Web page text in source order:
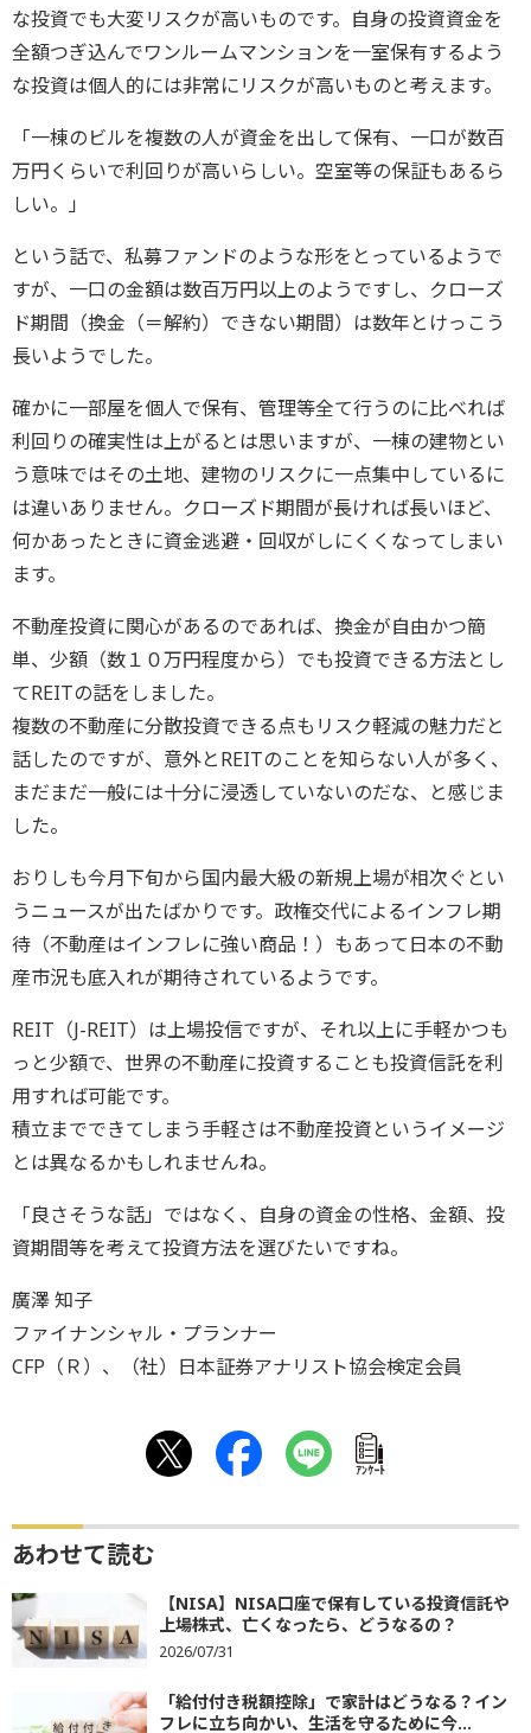
な投資でも大変リスクが高いものです。自身の投資資金を
全額つぎ込んでワンルームマンションを一室保有するよう
な投資は個人的には非常にリスクが高いものと考えます。
「一棟のビルを複数の人が資金を出して保有、一口が数百
万円くらいで利回りが高いらしい。空室等の保証もあるら
しい。」
という話で、私募ファンドのような形をとっているようで
すが、一口の金額は数百万円以上のようですし、クローズ
ド期間（換金（＝解約）できない期間）は数年とけっこう
長いようでした。
確かに一部屋を個人で保有、管理等全て行うのに比べれば
利回りの確実性は上がるとは思いますが、一棟の建物とい
う意味ではその土地、建物のリスクに一点集中しているに
は違いありません。クローズド期間が長ければ長いほど、
何かあったときに資金逃避・回収がしにくくなってしまい
ます。
不動産投資に関心があるのであれば、換金が自由かつ簡
単、少額（数１０万円程度から）でも投資できる方法とし
てREITの話をしました。
複数の不動産に分散投資できる点もリスク軽減の魅力だと
話したのですが、意外とREITのことを知らない人が多く、
まだまだ一般には十分に浸透していないのだな、と感じま
した。
おりしも今月下旬から国内最大級の新規上場が相次ぐとい
うニュースが出たばかりです。政権交代によるインフレ期
待（不動産はインフレに強い商品！）もあって日本の不動
産市況も底入れが期待されているようです。
REIT（J-REIT）は上場投信ですが、それ以上に手軽かつも
っと少額で、世界の不動産に投資することも投資信託を利
用すれば可能です。
積立までできてしまう手軽さは不動産投資というイメージ
とは異なるかもしれませんね。
「良さそうな話」ではなく、自身の資金の性格、金額、投
資期間等を考えて投資方法を選びたいですね。
廣澤 知子
ファイナンシャル・プランナー
CFP（Ｒ）、（社）日本証券アナリスト協会検定会員
ｱﾝｹｰﾄ
あわせて読む
【NISA】NISA口座で保有している投資信託や
上場株式、亡くなったら、どうなるの？
2026/07/31
「給付付き税額控除」で家計はどうなる？イン
フレに立ち向かい、生活を守るために今...